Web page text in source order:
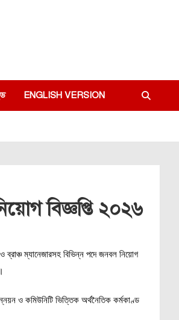
ENGLISH VERSION
বিজ্ঞপ্তি ২০২৬
ব্রাঞ্চ ম্যানেজারসহ বিভিন্ন পদে জনবল নিয়োগ
ও কমিউনিটি ভিত্তিক অর্থনৈতিক কর্মকাণ্ড